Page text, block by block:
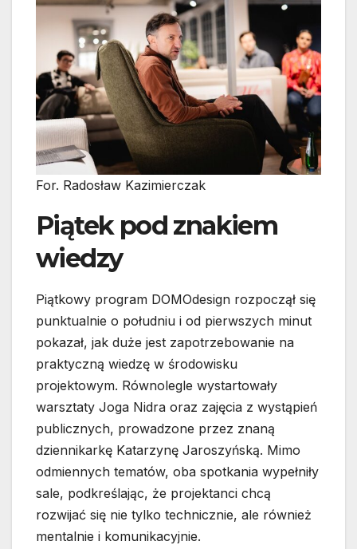
For. Radosław Kazimierczak
Piątek pod znakiem
wiedzy
Piątkowy program DOMOdesign rozpoczął się
punktualnie o południu i od pierwszych minut
pokazał, jak duże jest zapotrzebowanie na
praktyczną wiedzę w środowisku
projektowym. Równolegle wystartowały
warsztaty Joga Nidra oraz zajęcia z wystąpień
publicznych, prowadzone przez znaną
dziennikarkę Katarzynę Jaroszyńską. Mimo
odmiennych tematów, oba spotkania wypełniły
sale, podkreślając, że projektanci chcą
rozwijać się nie tylko technicznie, ale również
mentalnie i komunikacyjnie.